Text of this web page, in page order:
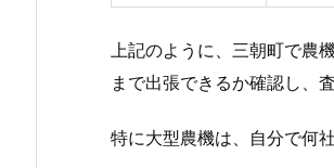
上記のように、三朝町で農
まで出張できるか確認し、
特に大型農機は、自分で何